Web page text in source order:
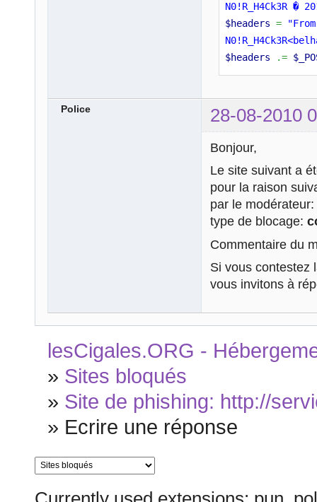
N0!R_H4Ck3R �
$headers =
$headers
.=
Police 28-08-2010
Bonjour,
Le site suivant a
pour la raison
par le modérateur:
type de blocage:
Commentaire du
Si vous contestez
vous invitons à
lesCigales.ORG -
» Sites bloqués
» Site de phishing: http://
» Ecrire une réponse